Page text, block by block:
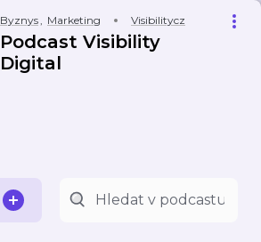
Byznys, Marketing Visibilitycz
Podcast Visibility
Digital